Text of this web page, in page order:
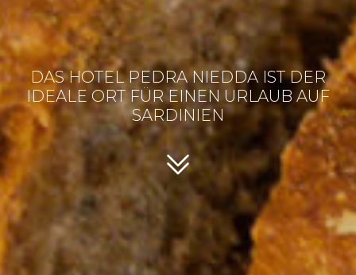
DAS HOTEL PEDRA NIEDDA IST DER
IDEALE ORT FÜR EINEN URLAUB AUF
SARDINIEN